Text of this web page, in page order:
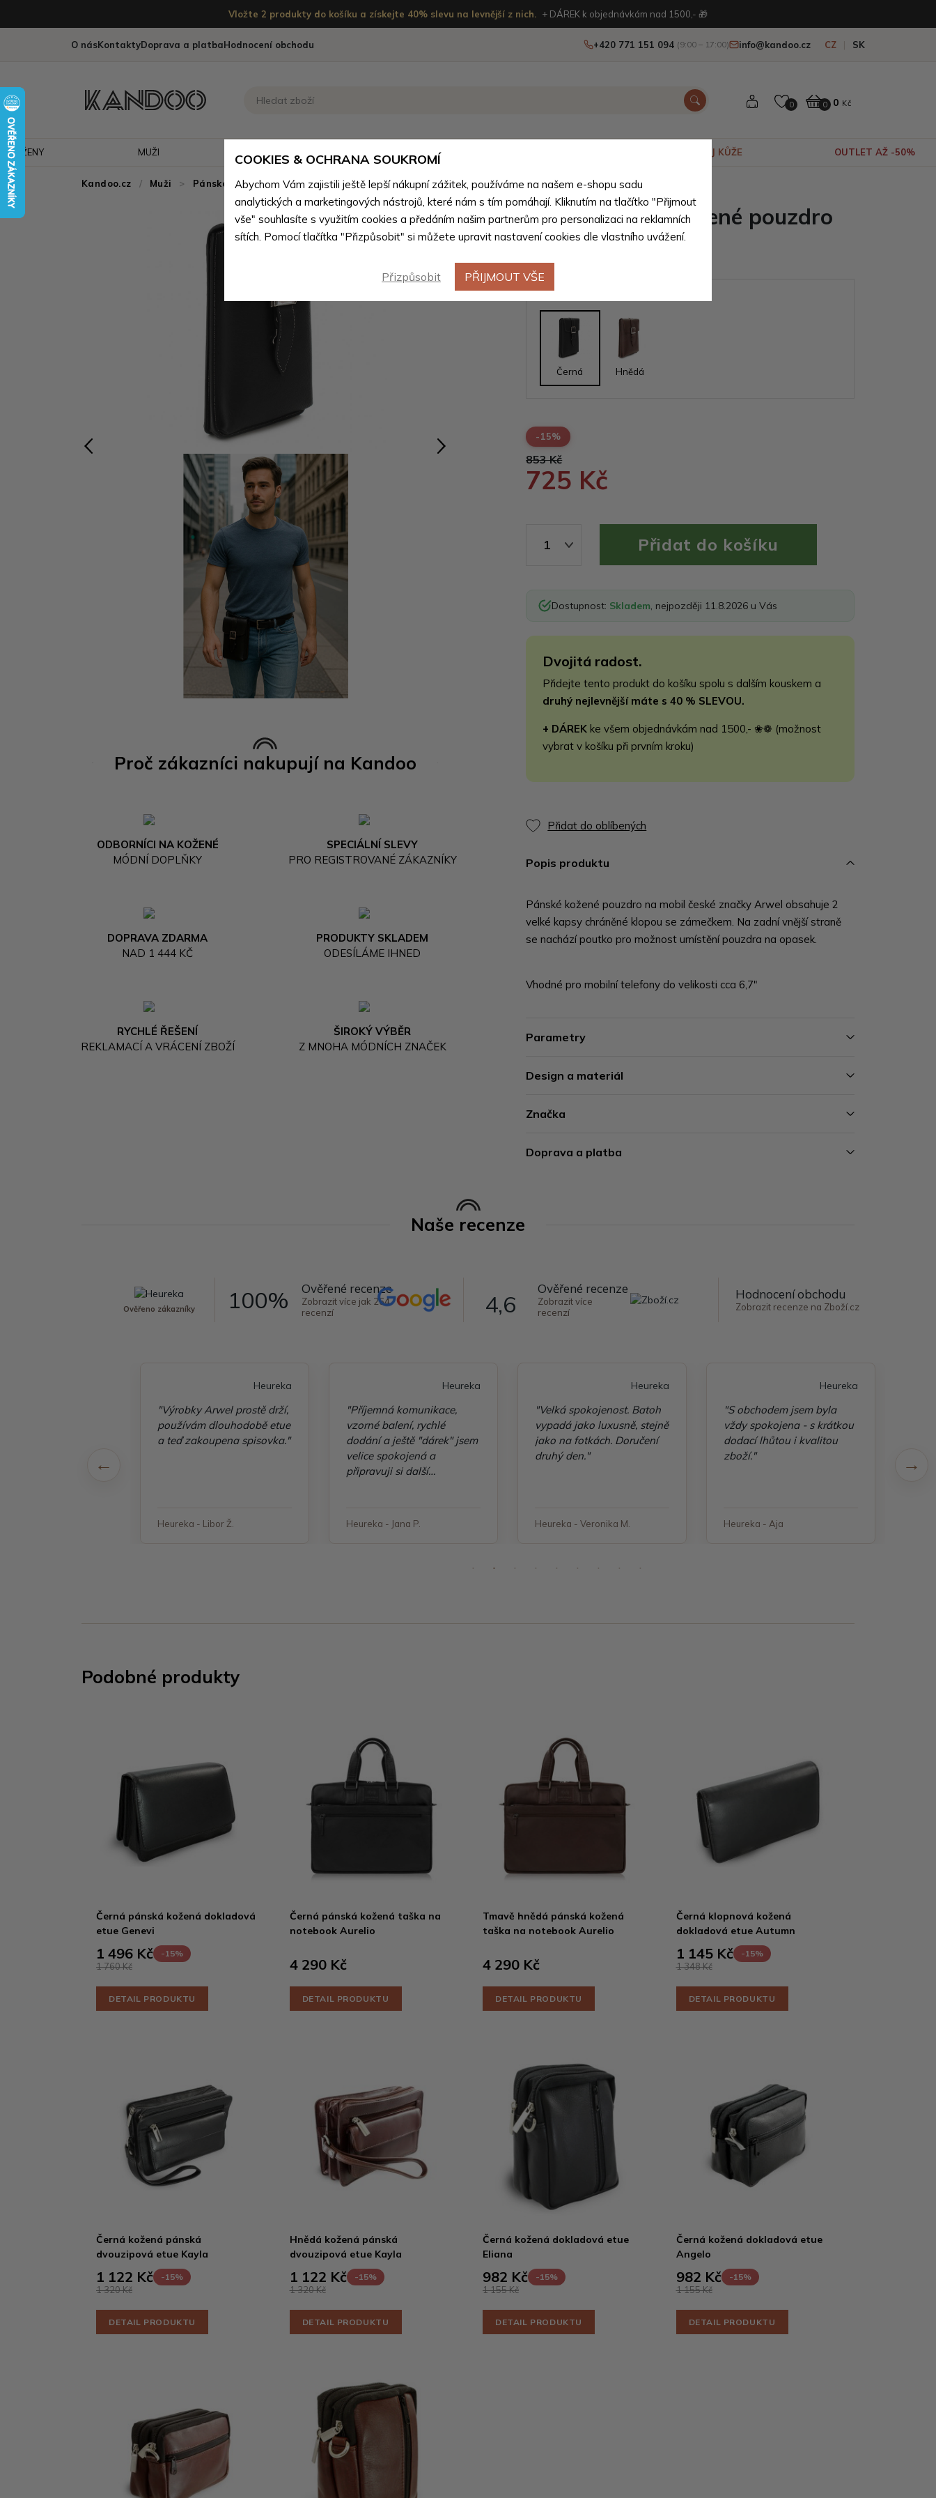
Vložte 2 produkty do košíku a získejte 40% slevu na levnější z nich. + DÁREK k objednávkám nad 1500,- 🎁
O násKontaktyDoprava a platbaHodnocení obchodu +420 771 151 094 (9:00 – 17:00) info@kandoo.cz CZ SK
0 0 0 Kč
ŽENY MUŽI VÝPRODEJ KŮŽE OUTLET AŽ -50%
Kandoo.cz Muži > Pánské tašky > Pánské tašky podle materiálu > Pánské tašky z přírodní pravé kůže
Proč zákazníci nakupují na Kandoo
ODBORNÍCI NA KOŽENÉ
MÓDNÍ DOPLŇKY
SPECIÁLNÍ SLEVY
PRO REGISTROVANÉ ZÁKAZNÍKY
DOPRAVA ZDARMA
NAD 1 444 KČ
PRODUKTY SKLADEM
ODESÍLÁME IHNED
RYCHLÉ ŘEŠENÍ
REKLAMACÍ A VRÁCENÍ ZBOŽÍ
ŠIROKÝ VÝBĚR
Z MNOHA MÓDNÍCH ZNAČEK
Černé pánské kožené pouzdro
na mobil Matteo
Barevné varianty
Černá Hnědá
-15%
853 Kč
725 Kč
1
Dostupnost: Skladem , nejpozději 11.8.2026 u Vás
Dvojitá radost.
Přidejte tento produkt do košíku spolu s dalším kouskem a
druhý nejlevnější máte s 40 % SLEVOU.
+ DÁREK ke všem objednávkám nad 1500,- ❀❁ (možnost
vybrat v košíku při prvním kroku)
Přidat do oblíbených
Popis produktu
Pánské kožené pouzdro na mobil české značky Arwel obsahuje 2
velké kapsy chráněné klopou se zámečkem. Na zadní vnější straně
se nachází poutko pro možnost umístění pouzdra na opasek.
Vhodné pro mobilní telefony do velikosti cca 6,7"
Parametry
Design a materiál
Značka
Doprava a platba
Naše recenze
Ověřeno zákazníky 100% Ověřené recenze
Zobrazit více jak 264
recenzí
4,6
Ověřené recenze
Zobrazit více
recenzí
Hodnocení obchodu
Zobrazit recenze na Zboží.cz
Heureka
"Výrobky Arwel prostě drží,
používám dlouhodobě etue
a teď zakoupena spisovka."
Heureka - Libor Ž.
Heureka
"Příjemná komunikace,
vzorné balení, rychlé
dodání a ještě "dárek" jsem
velice spokojená a
připravuji si další
Heureka - Jana P.
Heureka
"Velká spokojenost. Batoh
vypadá jako luxusně, stejně
jako na fotkách. Doručení
druhý den."
Heureka - Veronika M.
Heureka
"S obchodem jsem byla
vždy spokojena - s krátkou
dodací lhůtou i kvalitou
zboží."
Heureka - Aja
Podobné produkty
Černá pánská kožená dokladová
etue Genevi
1 496 Kč -15%
1 760 Kč
DETAIL PRODUKTU
Černá pánská kožená taška na
notebook Aurelio
4 290 Kč
DETAIL PRODUKTU
Tmavě hnědá pánská kožená
taška na notebook Aurelio
4 290 Kč
DETAIL PRODUKTU
Černá klopnová kožená
dokladová etue Autumn
1 145 Kč -15%
1 348 Kč
DETAIL PRODUKTU
Černá kožená pánská
dvouzipová etue Kayla
1 122 Kč -15%
1 320 Kč
DETAIL PRODUKTU
Hnědá kožená pánská
dvouzipová etue Kayla
1 122 Kč -15%
1 320 Kč
DETAIL PRODUKTU
Černá kožená dokladová etue
Eliana
982 Kč -15%
1 155 Kč
DETAIL PRODUKTU
Černá kožená dokladová etue
Angelo
982 Kč -15%
1 155 Kč
DETAIL PRODUKTU
COOKIES & OCHRANA SOUKROMÍ
Abychom Vám zajistili ještě lepší nákupní zážitek, používáme na našem e-shopu sadu
analytických a marketingových nástrojů, které nám s tím pomáhají. Kliknutím na tlačítko "Přijmout
vše" souhlasíte s využitím cookies a předáním našim partnerům pro personalizaci na reklamních
sítích. Pomocí tlačítka "Přizpůsobit" si můžete upravit nastavení cookies dle vlastního uvážení.
Přizpůsobit PŘIJMOUT VŠE